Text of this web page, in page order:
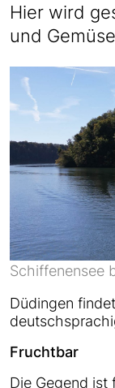
Hier wird
und
Schiffenensee
Düdingen
Fruchtbar
Die Gegend